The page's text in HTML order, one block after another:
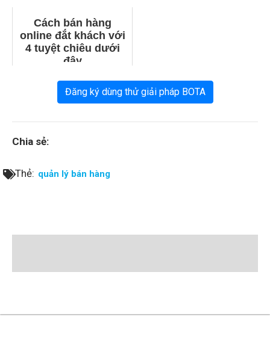
Cách bán hàng
online đắt khách với
4 tuyệt chiêu dưới
đây
Đăng ký dùng thử giải pháp BOTA
Chia sẻ:
Thẻ: quản lý bán hàng